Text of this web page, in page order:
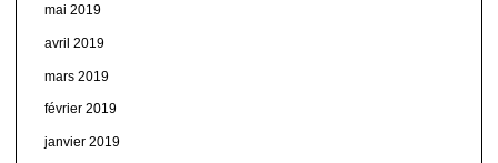
mai 2019
avril 2019
mars 2019
février 2019
janvier 2019